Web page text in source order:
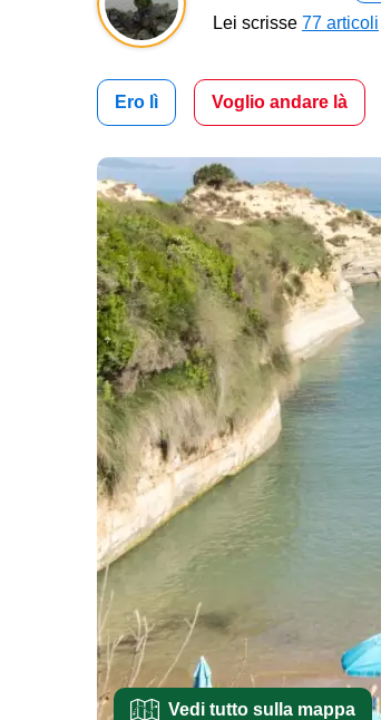
Lei scrisse 77 articoli
Ero lì Voglio andare là
Vedi tutto sulla mappa